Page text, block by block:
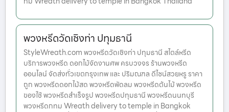
พวงหรีดวัดเชิงท่า ปทุมธานี
StyleWreath.com พวงหรีดวัดเชิงท่า ปทุมธานี สไตล์หรีด
บริการพวงหรีด ดอกไม้จัดงานศพ ครบวงจร ร้านพวงหรีด
ออนไลน์ จัดส่งทั่วเขตกรุงเทพ และ ปริมณฑล ดีไซน์สวยหรู ราคา
ถูก พวงหรีดดอกไม้สด พวงหรีดพัดลม พวงหรีดต้นไม้ พวงหรีด
ของใช้ พวงหรีดสำเร็จรูป พวงหรีดปทุมธานี พวงหรีดนนทบุรี
พวงหรีดกทม Wreath delivery to temple in Bangkok